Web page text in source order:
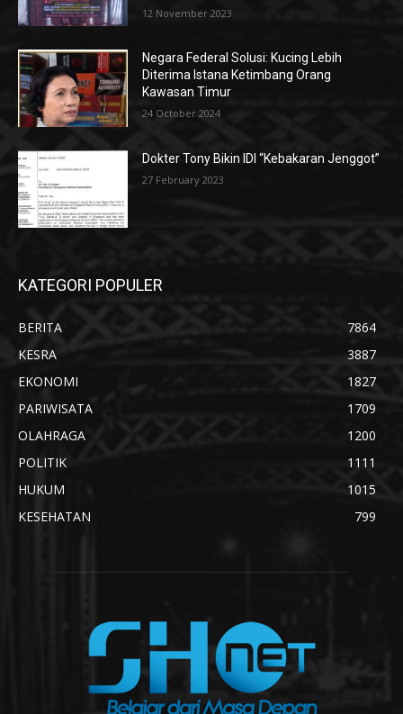
12 November 2023
Negara Federal Solusi: Kucing Lebih
Diterima Istana Ketimbang Orang
Kawasan Timur
24 October 2024
Dokter Tony Bikin IDI “Kebakaran Jenggot”
27 February 2023
KATEGORI POPULER
BERITA
7864
KESRA
3887
EKONOMI
1827
PARIWISATA
1709
OLAHRAGA
1200
POLITIK
1111
HUKUM
1015
KESEHATAN
799